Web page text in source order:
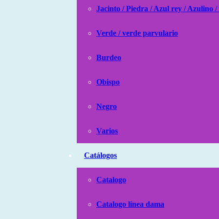
Jacinto / Piedra / Azul rey / Azulino /
Verde / verde parvulario
Burdeo
Obispo
Negro
Varios
Catálogos
Catalogo
Catalogo línea dama